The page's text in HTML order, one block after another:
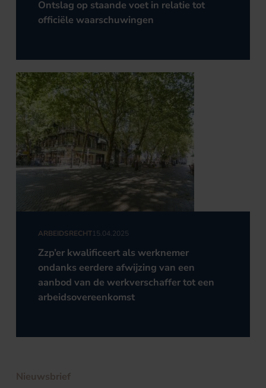
Ontslag op staande voet in relatie tot
officiële waarschuwingen
ARBEIDSRECHT15.04.2025
Zzp’er kwalificeert als werknemer
ondanks eerdere afwijzing van een
aanbod van de werkverschaffer tot een
arbeidsovereenkomst
Nieuwsbrief